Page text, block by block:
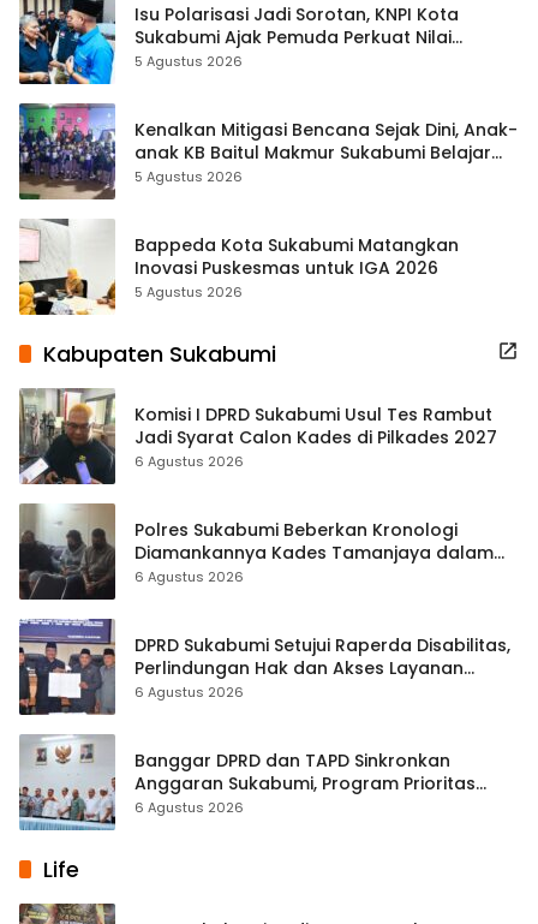
Isu Polarisasi Jadi Sorotan, KNPI Kota
Sukabumi Ajak Pemuda Perkuat Nilai
Kebangsaan
5 Agustus 2026
Kenalkan Mitigasi Bencana Sejak Dini, Anak-
anak KB Baitul Makmur Sukabumi Belajar
Lewat Boneka Tangan
5 Agustus 2026
Bappeda Kota Sukabumi Matangkan
Inovasi Puskesmas untuk IGA 2026
5 Agustus 2026
Kabupaten Sukabumi
Komisi I DPRD Sukabumi Usul Tes Rambut
Jadi Syarat Calon Kades di Pilkades 2027
6 Agustus 2026
Polres Sukabumi Beberkan Kronologi
Diamankannya Kades Tamanjaya dalam
Kasus Sabu
6 Agustus 2026
DPRD Sukabumi Setujui Raperda Disabilitas,
Perlindungan Hak dan Akses Layanan
Diperkuat
6 Agustus 2026
Banggar DPRD dan TAPD Sinkronkan
Anggaran Sukabumi, Program Prioritas
hingga Pendapatan Dibahas
6 Agustus 2026
Life